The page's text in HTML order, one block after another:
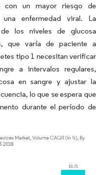
con un mayor riesgo de
enfermedad viral. La
los niveles de glucosa
que varía de paciente a
tipo 1 necesitan verificar
a intervalos regulares,
en sangre y ajustar la
lo que se espera que
durante el período de